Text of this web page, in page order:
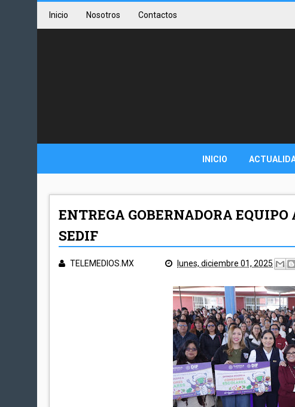
Inicio Nosotros Contactos
INICIO
ENTREGA GOBERNADORA EQUIPO
SEDIF
TELEMEDIOS.MX lunes, diciembre 01, 2025